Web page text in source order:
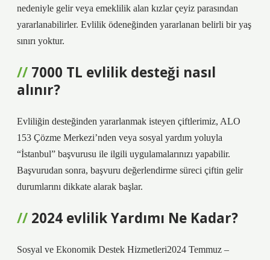
nedeniyle gelir veya emeklilik alan kızlar çeyiz parasından
yararlanabilirler. Evlilik ödeneğinden yararlanan belirli bir yaş
sınırı yoktur.
7000 TL evlilik desteği nasıl
alınır?
Evliliğin desteğinden yararlanmak isteyen çiftlerimiz, ALO
153 Çözme Merkezi’nden veya sosyal yardım yoluyla
“İstanbul” başvurusu ile ilgili uygulamalarınızı yapabilir.
Başvurudan sonra, başvuru değerlendirme süreci çiftin gelir
durumlarını dikkate alarak başlar.
2024 evlilik Yardımı Ne Kadar?
Sosyal ve Ekonomik Destek Hizmetleri2024 Temmuz –